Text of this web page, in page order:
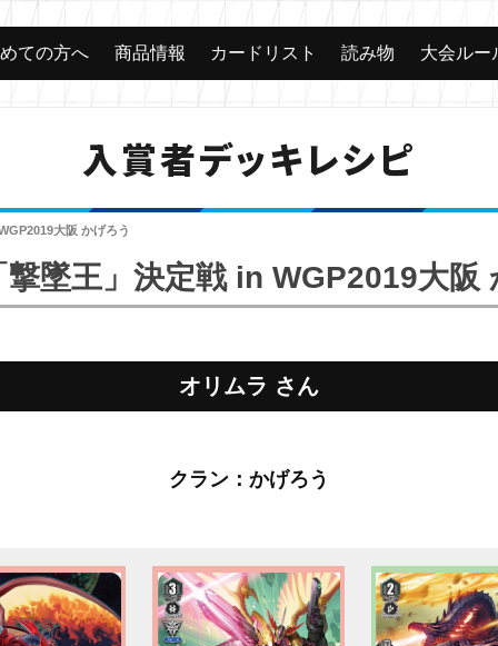
ての方へ 商品情報 カードリスト 読み物 大会ルー
入賞者デッキレシピ
大阪 かげろう
墜王」決定戦 in WGP2019大阪
オリムラ さん
クラン：かげろう